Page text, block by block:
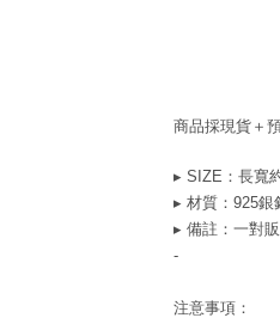
商品採現貨＋
▸ SIZE：長寬
▸ 材質：925銀
▸ 備註：一對
-
注意事項：